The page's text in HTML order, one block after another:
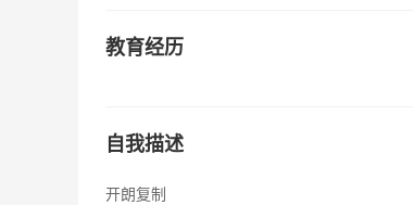
教育经历
自我描述
开朗复制